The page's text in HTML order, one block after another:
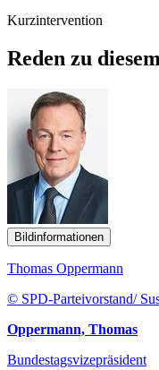
Kurzintervention
Reden zu
Bildinformationen
Thomas Oppermann
© SPD-Parteivorstand/
Oppermann, Thomas
Bundestagsvizepräsident